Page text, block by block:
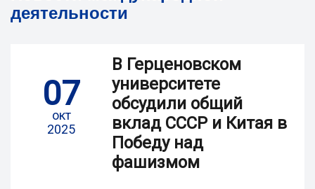
деятельности
07
окт
2025
В Герценовском
университете
обсудили общий
вклад СССР и Китая в
Победу над
фашизмом